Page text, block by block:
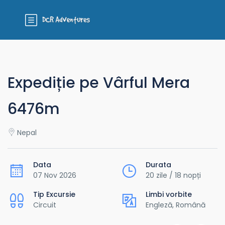
Expediție pe Vârful Mera
6476m
Nepal
Data
07 Nov 2026
Durata
20 zile / 18 nopți
Tip Excursie
Circuit
Limbi vorbite
Engleză, Română